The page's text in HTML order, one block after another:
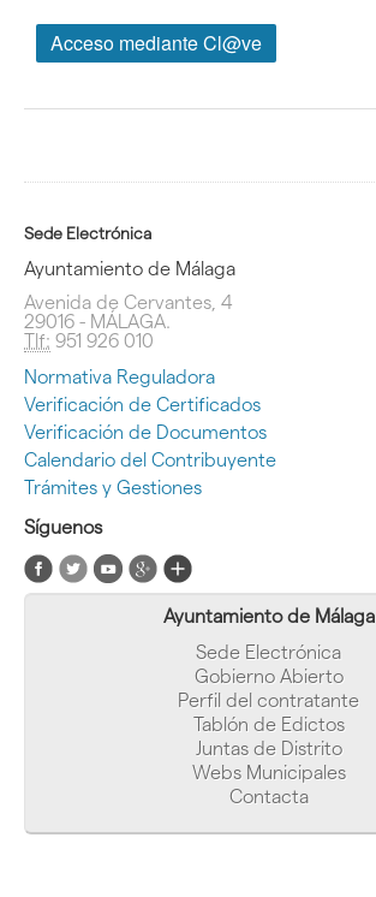
Sede Electrónica
Ayuntamiento de Málaga
Avenida de Cervantes, 4
29016 - MÁLAGA.
Tlf: 951 926 010
Normativa Reguladora
Verificación de Certificados
Verificación de Documentos
Calendario del Contribuyente
Trámites y Gestiones
Síguenos
Ayuntamiento de Málaga
Sede Electrónica
Gobierno Abierto
Perfil del contratante
Tablón de Edictos
Juntas de Distrito
Webs Municipales
Contacta